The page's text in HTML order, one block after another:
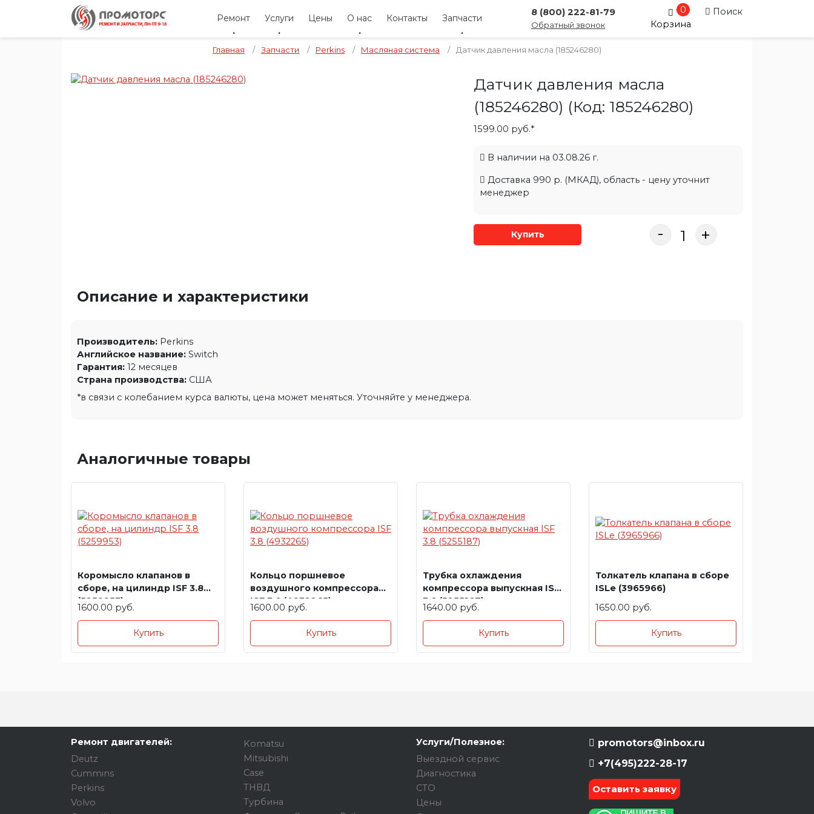
Ремонт Услуги Цены О нас Контакты Запчасти
8 (800) 222-81-79
Обратный звонок
0
Корзина
Поиск
Главная / Запчасти / Perkins / Масляная система / Датчик давления масла (185246280)
Датчик давления масла
(185246280) (Код: 185246280)
1599.00 руб.*
В наличии на 03.08.26 г.
Доставка 990 р. (МКАД), область - цену уточнит
менеджер
Купить - +
Описание и характеристики
Производитель: Perkins
Английское название: Switch
Гарантия: 12 месяцев
Страна производства: США
*в связи с колебанием курса валюты, цена может меняться. Уточняйте у менеджера.
Аналогичные товары
Коромысло клапанов в
сборе, на цилиндр ISF 3.8
(5259953)
1600.00 руб.
Купить
Кольцо поршневое
воздушного компрессора
ISF 3.8 (4932265)
1600.00 руб.
Купить
Трубка охлаждения
компрессора выпускная ISF
3.8 (5255187)
1640.00 руб.
Купить
Толкатель клапана в сборе
ISLe (3965966)
1650.00 руб.
Купить
Ремонт двигателей:
Deutz
Cummins
Perkins
Volvo
Komatsu
Mitsubishi
Case
ТНВД
Турбина
Услуги/Полезное:
Выездной сервис
Диагностика
СТО
Цены
promotors@inbox.ru
+7(495)222-28-17
Оставить заявку